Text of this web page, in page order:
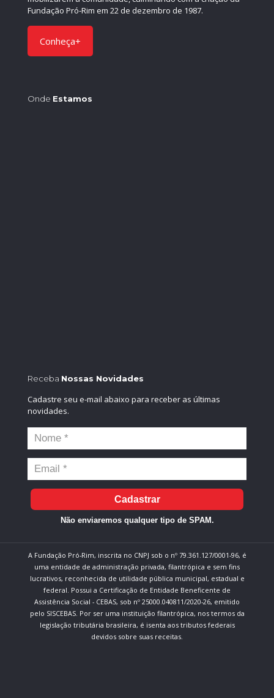
Fundação Pró-Rim em 22 de dezembro de 1987.
Conheça+
Onde Estamos
Receba Nossas Novidades
Cadastre seu e-mail abaixo para receber as últimas
novidades.
Cadastrar
Não enviaremos qualquer tipo de SPAM.
A Fundação Pró-Rim, inscrita no CNPJ sob o nº 79.361.127/0001-96, é
uma entidade de administração privada, filantrópica e sem fins
lucrativos, reconhecida de utilidade pública municipal, estadual e
federal. Possui a Certificação de Entidade Beneficente de
Assistência Social - CEBAS, sob nº 25000.040811/2020-26, emitido
pelo SISCEBAS. Por ser uma instituição filantrópica, nos termos da
legislação tributária brasileira, é isenta aos tributos federais
devidos sobre suas receitas.